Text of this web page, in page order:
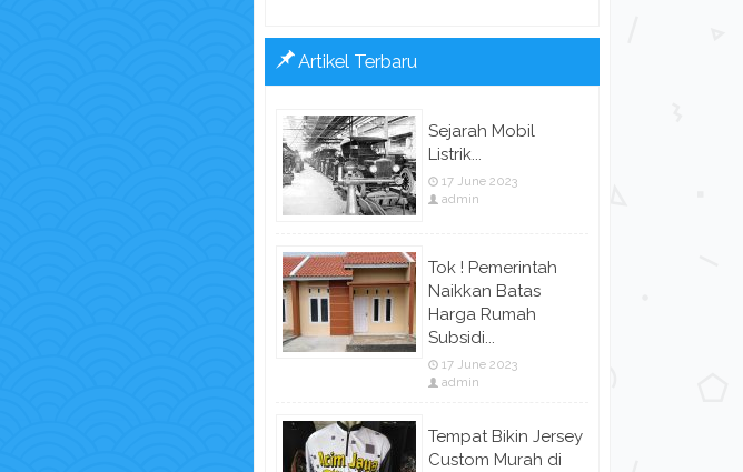
Artikel Terbaru
Sejarah Mobil
Listrik...
17 June 2023
admin
Tok ! Pemerintah
Naikkan Batas
Harga Rumah
Subsidi...
17 June 2023
admin
Tempat Bikin Jersey
Custom Murah di